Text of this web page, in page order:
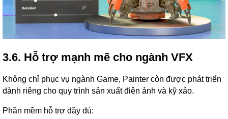
3.6. Hỗ trợ mạnh mẽ cho ngành VFX
Không chỉ phục vụ ngành Game, Painter còn được phát triển
dành riêng cho quy trình sản xuất điện ảnh và kỹ xảo.
Phần mềm hỗ trợ đầy đủ: